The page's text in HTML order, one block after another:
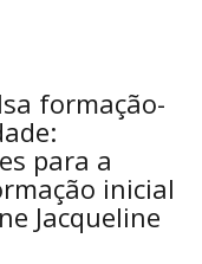
formação-
para a
inicial
Jacqueline